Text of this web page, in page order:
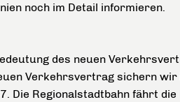
noch im Detail informieren.
des neuen
Verkehrsvertrag sichern
Die Regionalstadtbahn fährt